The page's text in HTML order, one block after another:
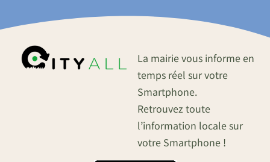
La mairie vous informe en
temps réel sur votre
Smartphone.
Retrouvez toute
l’information locale sur
votre Smartphone !